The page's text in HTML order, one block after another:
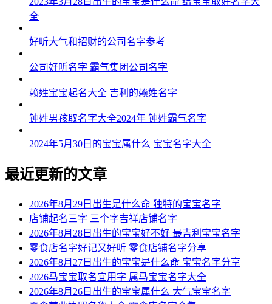
53、岩扬米、欧宙润、轩运健、点泽纪
54、茂翔辉、志智冀、焕唯洋、岳昌瑞
55、谨联霜、悦骏全、旭鼎蓝、正思醒
56、鑫皇彩、强竹博、尊红众、御腾冠
57、迪昂亮、衡喜朗、汇鑫腾、卫宸昌
58、驹克鑫、纳杨霖、安帆帆、澄逸泰
60、恒剑泽、锦磊尧、冠坤虹、申霏晁
61、晨弘启、海杉宁、明语麟、征良晟
62、皓文骥、维刚卓、兆兆禾、基龙弢
63、澔意航、域慕汇、梦衡炎、峥唱艺
64、强广冠、多齐波、益澔航、赵鸿郴
65、亮榕弘、桦译辉、坤安烨、兴权万
全
好听大气和招财的公司名字参考
公司好听名字 霸气集团公司名字
赖姓宝宝起名大全 吉利的赖姓名字
钟姓男孩取名字大全2024年 钟姓霸气名字
2024年5月30日的宝宝属什么 宝宝名字大全
最近更新的文章
2026年8月29日出生是什么命 独特的宝宝名字
店铺起名三字 三个字吉祥店铺名字
2026年8月28日出生的宝宝好不好 最吉利宝宝名字
零食店名字好记又好听 零食店铺名字分享
2026年8月27日出生的宝宝是什么命 宝宝名字分享
2026马宝宝取名宜用字 属马宝宝名字大全
2026年8月26日出生的宝宝属什么 大气宝宝名字